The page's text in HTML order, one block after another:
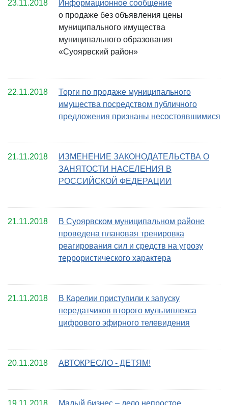
23.11.2018
Информационное сообщение
о продаже без объявления цены
муниципального имущества
муниципального образования
«Суоярвский район»
22.11.2018
Торги по продаже муниципального
имущества посредством публичного
предложения признаны несостоявшимися
21.11.2018
ИЗМЕНЕНИЕ ЗАКОНОДАТЕЛЬСТВА О
ЗАНЯТОСТИ НАСЕЛЕНИЯ В
РОССИЙСКОЙ ФЕДЕРАЦИИ
21.11.2018
В Суоярвском муниципальном районе
проведена плановая тренировка
реагирования сил и средств на угрозу
террористического характера
21.11.2018
В Карелии приступили к запуску
передатчиков второго мультиплекса
цифрового эфирного телевидения
20.11.2018 АВТОКРЕСЛО - ДЕТЯМ!
19.11.2018 Малый бизнес – дело непростое